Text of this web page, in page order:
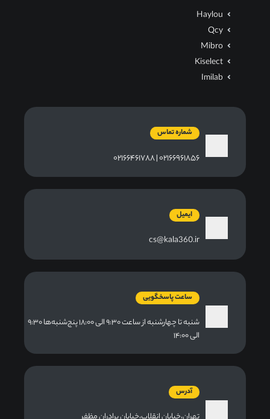
Haylou
Qcy
Mibro
Kiselect
Imilab
شماره تماس
۰۲۱۶۶۹۶۱۸۵۶ | ۰۲۱۶۶۴۶۱۷۸۸
ایمیل
cs@kala360.ir
ساعت پاسخگویی
شنبه تا چهارشنبه از ساعت ۹:۳۰ الی ۱۸:۰۰ پنج‌شنبه‌ها ۹:۳۰
الی ۱۴:۰۰
آدرس